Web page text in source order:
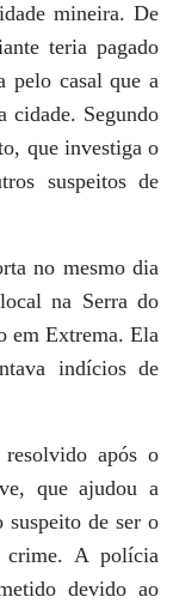
mineira. De
teria pagado
pelo casal que a
cidade. Segundo
que investiga o
suspeitos de
no mesmo dia
na Serra do
em Extrema. Ela
indícios de
após o
que ajudou a
suspeito de ser o
crime. A polícia
devido ao